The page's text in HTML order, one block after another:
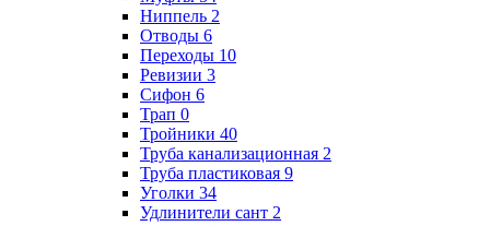
Ниппель 2
Отводы 6
Переходы 10
Ревизии 3
Сифон 6
Трап 0
Тройники 40
Труба канализационная 2
Труба пластиковая 9
Уголки 34
Удлинители сант 2